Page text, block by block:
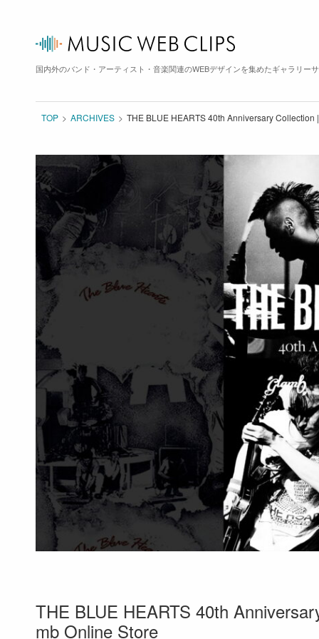
国内外のバンド・アーティスト・音楽関連のWEBデザインを集めたギャラリー
TOP ARCHIVES THE BLUE HEARTS 40th Anniversary
THE BLUE HEARTS 40th
mb Online Store